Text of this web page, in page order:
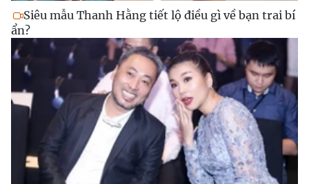
Siêu mẫu Thanh Hằng tiết lộ điều gì về bạn trai bí
ẩn?